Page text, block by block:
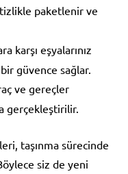
paketlenir ve
karşı eşyalarınız
güvence sağlar.
ve gereçler
gerçekleştirilir.
taşınma sürecinde
siz de yeni